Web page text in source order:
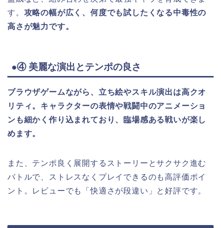
す。 攻略の幅が広く、何度でも試したくなる中毒性の
高さが魅力です。
●④ 美麗な演出とテンポの良さ
ブラウザゲームながら、立ち絵やスキル演出は高クオ
リティ。キャラクターの表情や戦闘中のアニメーショ
ンも細かく作り込まれており、臨場感ある戦いが楽し
めます。
また、テンポ良く展開するストーリーとサクサク進む
バトルで、ストレスなくプレイできるのも高評価ポイ
ント。レビューでも「快適さが段違い」と好評です。